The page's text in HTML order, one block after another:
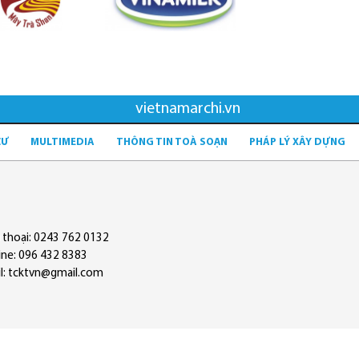
vietnamarchi.vn
MULTIMEDIA THÔNG TIN TOÀ SOẠN PHÁP LÝ XÂY DỰNG
0243 762 0132
096 432 8383
tcktvn@gmail.com